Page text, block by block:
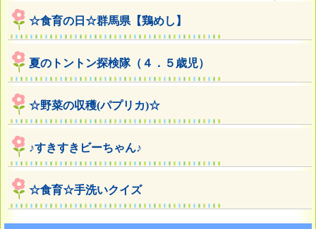
☆食育の日☆群馬県【鶏めし】
夏のトントン探検隊（４．５歳児）
☆野菜の収穫(パプリカ)☆
♪すきすきビーちゃん♪
☆食育☆手洗いクイズ